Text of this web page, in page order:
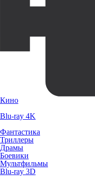
Кино
Blu-ray 4K
Фантастика
Триллеры
Драмы
Боевики
Мультфильмы
Blu-ray 3D